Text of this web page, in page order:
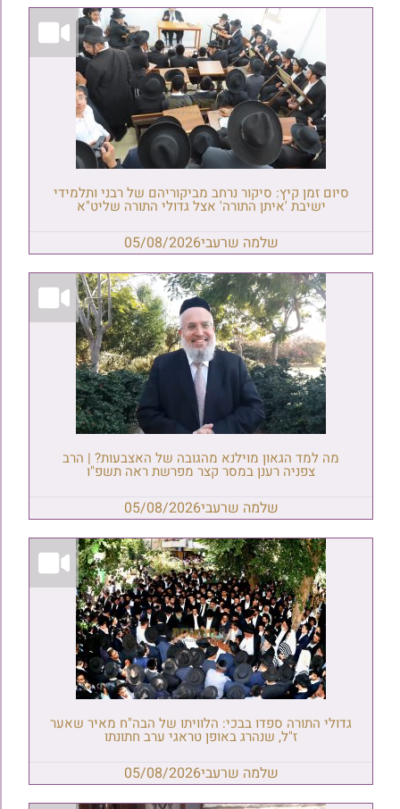
סיום זמן קיץ: סיקור נרחב מביקוריהם של רבני ותלמידי
ישיבת 'איתן התורה' אצל גדולי התורה שליט"א
שלמה שרעבי05/08/2026
מה למד הגאון מוילנא מהגובה של האצבעות? | הרב
צפניה רענן במסר קצר מפרשת ראה תשפ"ו
שלמה שרעבי05/08/2026
גדולי התורה ספדו בבכי: הלוויתו של הבה"ח מאיר שאער
ז"ל, שנהרג באופן טראגי ערב חתונתו
שלמה שרעבי05/08/2026